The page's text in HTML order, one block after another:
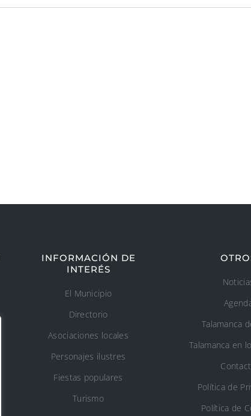
INFORMACIÓN DE
INTERÉS
El Municipio
Directorio
Asociaciones locales
Personajes ilustres
Fiestas populares
Turismo
Talamanca
Talamanca en
Política de
Política de